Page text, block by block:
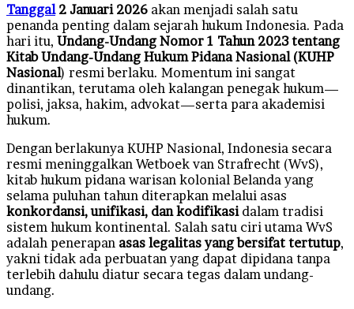
Tanggal 2 Januari 2026 akan menjadi salah satu
penanda penting dalam sejarah hukum Indonesia. Pada
hari itu, Undang-Undang Nomor 1 Tahun 2023 tentang
Kitab Undang-Undang Hukum Pidana Nasional (KUHP
Nasional) resmi berlaku. Momentum ini sangat
dinantikan, terutama oleh kalangan penegak hukum—
polisi, jaksa, hakim, advokat—serta para akademisi
hukum.
Dengan berlakunya KUHP Nasional, Indonesia secara
resmi meninggalkan Wetboek van Strafrecht (WvS),
kitab hukum pidana warisan kolonial Belanda yang
selama puluhan tahun diterapkan melalui asas
konkordansi, unifikasi, dan kodifikasi dalam tradisi
sistem hukum kontinental. Salah satu ciri utama WvS
adalah penerapan asas legalitas yang bersifat tertutup,
yakni tidak ada perbuatan yang dapat dipidana tanpa
terlebih dahulu diatur secara tegas dalam undang-
undang.